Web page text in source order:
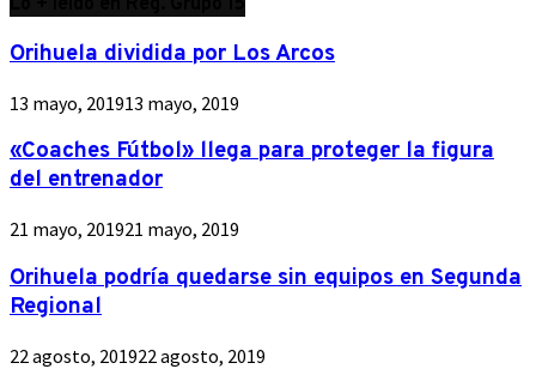
Orihuela dividida por Los Arcos
13 mayo, 201913 mayo, 2019
«Coaches Fútbol» llega para proteger la figura
del entrenador
21 mayo, 201921 mayo, 2019
Orihuela podría quedarse sin equipos en Segunda
Regional
22 agosto, 201922 agosto, 2019